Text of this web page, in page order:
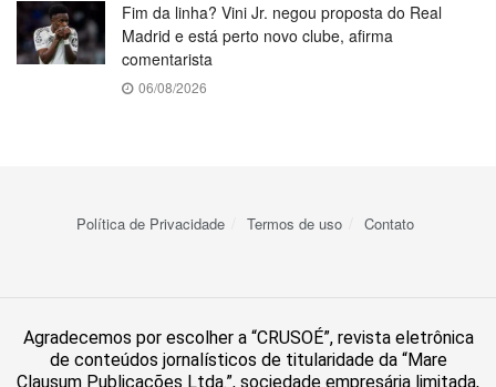
Fim da linha? Vini Jr. negou proposta do Real
Madrid e está perto novo clube, afirma
comentarista
06/08/2026
Política de Privacidade Termos de uso Contato
Agradecemos por escolher a “CRUSOÉ”, revista eletrônica
de conteúdos jornalísticos de titularidade da “Mare
Clausum Publicações Ltda.”, sociedade empresária limitada,